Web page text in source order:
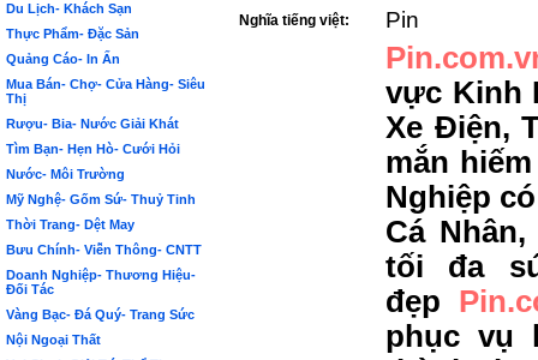
Du Lịch- Khách Sạn
Thực Phẩm- Đặc Sản
Quảng Cáo- In Ấn
Mua Bán- Chợ- Cửa Hàng- Siêu
Thị
Rượu- Bia- Nước Giải Khát
Tìm Bạn- Hẹn Hò- Cưới Hỏi
Nước- Môi Trường
Mỹ Nghệ- Gốm Sứ- Thuỷ Tinh
Thời Trang- Dệt May
Bưu Chính- Viễn Thông- CNTT
Doanh Nghiệp- Thương Hiệu-
Đối Tác
Vàng Bạc- Đá Quý- Trang Sức
Nội Ngoại Thất
Nghĩa tiếng việt: Pin
vực Kinh
Xe Điện,
mắn
Nghiệp
Cá
tối đa
đẹp
phục vụ